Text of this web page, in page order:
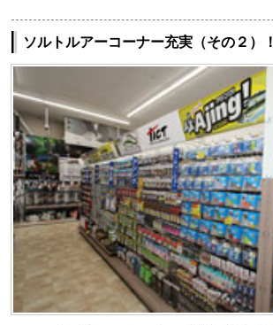
ソルトルアーコーナー充実（その２）！